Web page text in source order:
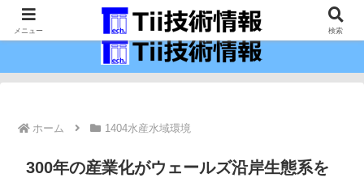
最新の科学技術の情報インフラ。
ホーム 1404水産水域環境
300年の産業化がウェールズ沿岸生態系を
メニュー 検索